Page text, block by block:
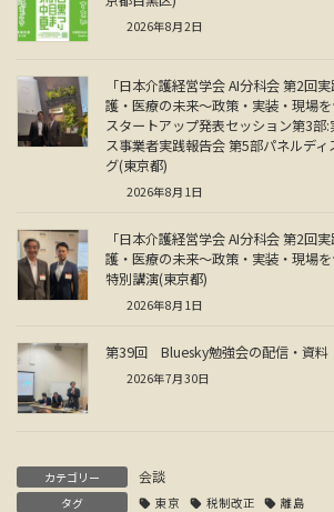
2026年8月2日
「日本介護経営学会 AI分科会 第2回
護・医療の未来～政策・実装・現場
スタートアップ発表セッション第3部
ス事業者実践報告会 第5部パネルデ
グ(東京都)
2026年8月1日
「日本介護経営学会 AI分科会 第2回
護・医療の未来～政策・実装・現場
特別講演(東京都)
2026年8月1日
第39回 Bluesky勉強会の配信・資料
2026年7月30日
カテゴリー 会談
タグ 東京 税制改正 離島